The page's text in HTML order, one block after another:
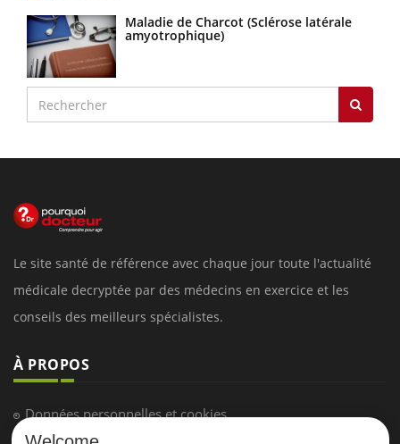
Maladie de Charcot (Sclérose latérale
amyotrophique)
Le site santé de référence avec chaque jour toute l'actualité
médicale decryptée par des médecins en exercice et les
conseils des meilleurs spécialistes.
À PROPOS
Données personnelles et cookies